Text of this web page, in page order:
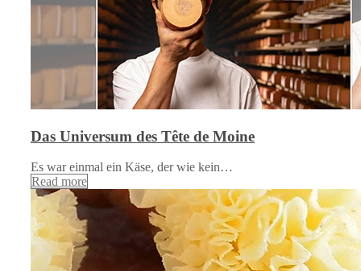
Das Universum des Tête de Moine
Es war einmal ein Käse, der wie kein…
Read more